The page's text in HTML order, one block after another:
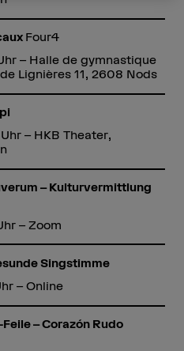
Four4
– Halle de gymnastique
Lignières 11, 2608 Nods
– HKB Theater,
– Kulturvermittlung
– Zoom
Singstimme
– Online
– Corazón Rudo